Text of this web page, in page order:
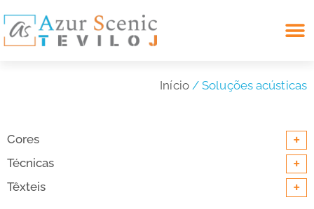
Início/ Soluções acústicas
Cores +
Técnicas +
Têxteis +